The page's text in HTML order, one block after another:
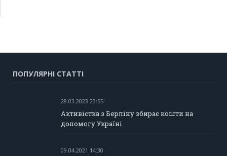
ПОПУЛЯРНІ СТАТТІ
28.03.2023 23:55
Активістка з Берліну збирає кошти на
допомогу Україні
09.04.2021 14:30